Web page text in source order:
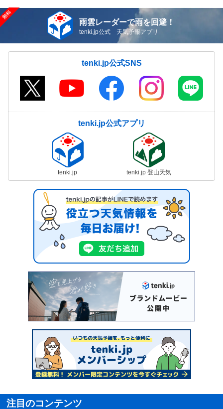
雨雲レーダーで雨を回避！
tenki.jp公式 天気予報アプリ
tenki.jp公式SNS
tenki.jp公式アプリ
tenki.jp tenki.jp 登山天気
注目のコンテンツ